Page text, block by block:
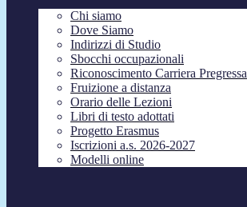
Chi siamo
Dove Siamo
Indirizzi di Studio
Sbocchi occupazionali
Riconoscimento Carriera Pregressa
Fruizione a distanza
Orario delle Lezioni
Libri di testo adottati
Progetto Erasmus
Iscrizioni a.s. 2026-2027
Modelli online